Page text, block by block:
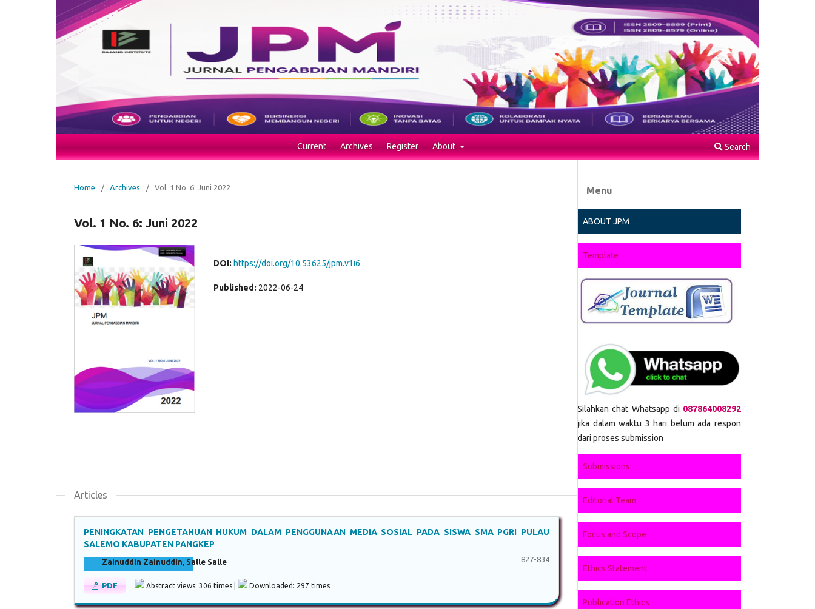
Current Archives Register About Search
Home / Archives / Vol. 1 No. 6: Juni 2022
Vol. 1 No. 6: Juni 2022
DOI: https://doi.org/10.53625/jpm.v1i6
Published: 2022-06-24
Articles
PENINGKATAN PENGETAHUAN HUKUM DALAM PENGGUNAAN MEDIA SOSIAL PADA SISWA SMA PGRI PULAU
SALEMO KABUPATEN PANGKEP
Zainuddin Zainuddin, Salle Salle 827-834
PDF Abstract views: 306 times | Downloaded: 297 times
Menu
ABOUT JPM
Template
Silahkan chat Whatsapp di 087864008292
jika dalam waktu 3 hari belum ada respon
dari proses submission
Submissions
Editorial Team
Focus and Scope
Ethics Statement
Publication Ethics